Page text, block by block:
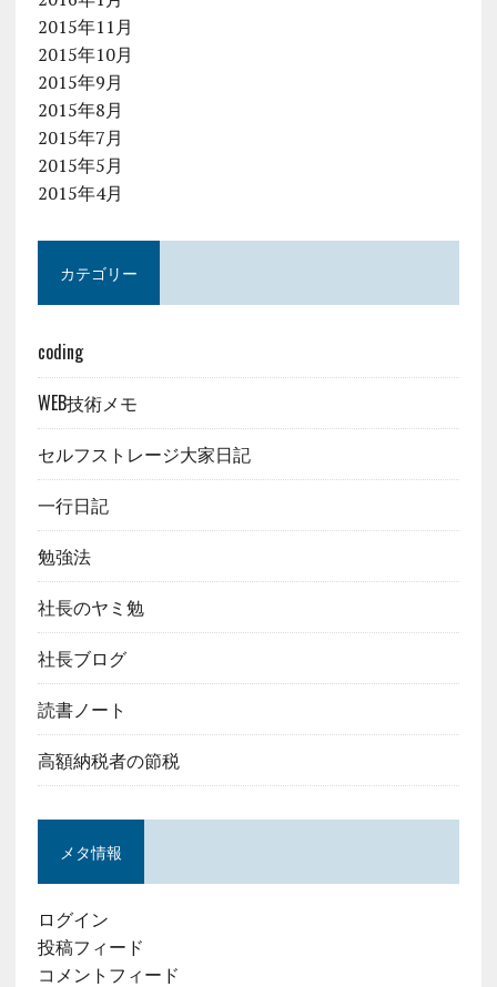
2015年11月
2015年10月
2015年9月
2015年8月
2015年7月
2015年5月
2015年4月
カテゴリー
coding
WEB技術メモ
セルフストレージ大家日記
一行日記
勉強法
社長のヤミ勉
社長ブログ
読書ノート
高額納税者の節税
メタ情報
ログイン
投稿フィード
コメントフィード